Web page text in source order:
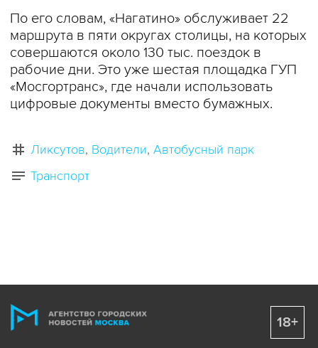
По его словам, «Нагатино» обслуживает 22
маршрута в пяти округах столицы, на которых
совершаются около 130 тыс. поездок в
рабочие дни. Это уже шестая площадка ГУП
«Мосгортранс», где начали использовать
цифровые документы вместо бумажных.
Ликсутов Водители Автобусный парк
Транспорт
18+